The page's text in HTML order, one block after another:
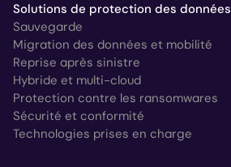
Solutions de protection des données
Sauvegarde
Migration des données et mobilité
Reprise après sinistre
Hybride et multi-cloud
Protection contre les ransomwares
Sécurité et conformité
Technologies prises en charge